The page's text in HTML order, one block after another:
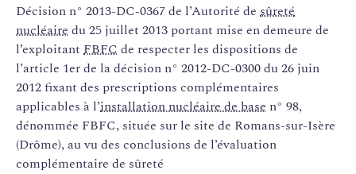
Décision n° 2013-DC-0367 de l’Autorité de sûreté
nucléaire du 25 juillet 2013 portant mise en demeure de
l’exploitant FBFC de respecter les dispositions de
l’article 1er de la décision n° 2012-DC-0300 du 26 juin
2012 fixant des prescriptions complémentaires
applicables à l’installation nucléaire de base n° 98,
dénommée FBFC, située sur le site de Romans-sur-Isère
(Drôme), au vu des conclusions de l’évaluation
complémentaire de sûreté